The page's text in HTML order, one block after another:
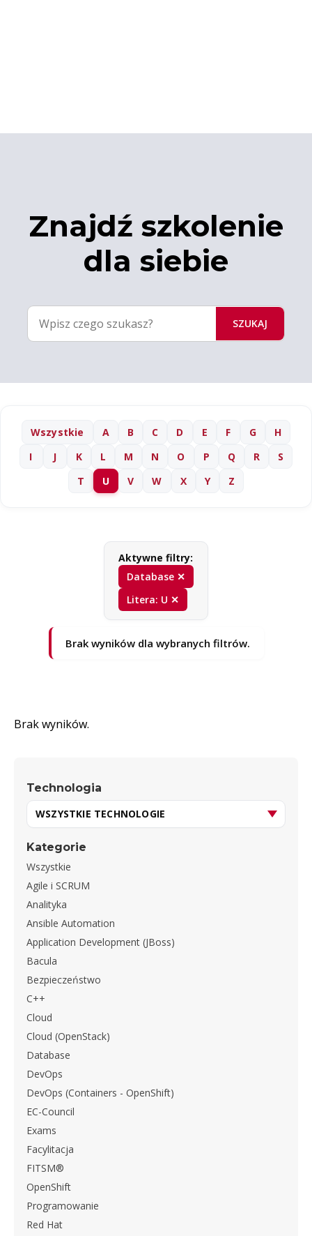
Znajdź szkolenie
dla siebie
SZUKAJ
Wszystkie A B C D E F G
H
I
J K L M N O P Q R
S
T
U V W X Y Z
Aktywne filtry:
Database ✕
Litera: U ✕
Brak wyników dla wybranych filtrów.
Brak wyników.
Technologia
Kategorie
Wszystkie
Agile i SCRUM
Analityka
Ansible Automation
Application Development (JBoss)
Bacula
Bezpieczeństwo
C++
Cloud
Cloud (OpenStack)
Database
DevOps
DevOps (Containers - OpenShift)
EC-Council
Exams
Facylitacja
FITSM®
OpenShift
Programowanie
Red Hat